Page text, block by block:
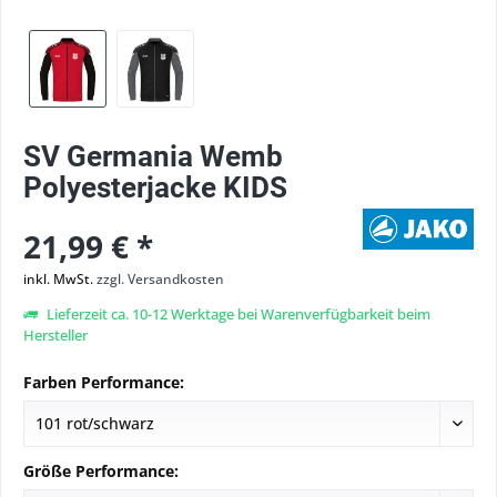
SV Germania Wemb
Polyesterjacke KIDS
21,99 € *
inkl. MwSt.zzgl. Versandkosten
Lieferzeit ca. 10-12 Werktage bei Warenverfügbarkeit beim
Hersteller
Farben Performance:
Größe Performance: